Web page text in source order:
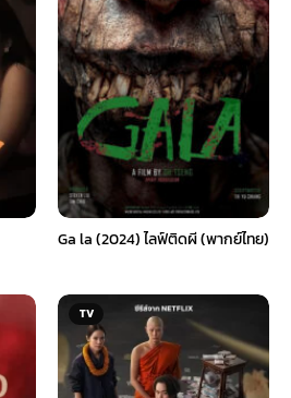
Ga la (2024) ไลฟ์ติดผี (พากย์ไทย)
TV